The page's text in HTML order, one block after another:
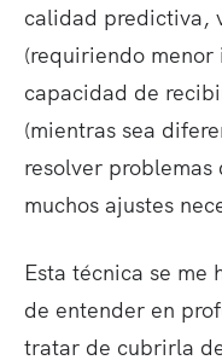
calidad predictiva,
(requiriendo
capacidad de
(mientras sea
resolver problemas
muchos ajustes
Esta técnica se me
de entender en
tratar de cubrirla